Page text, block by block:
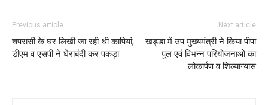
Previous article
चपरासी के घर लिखी जा रही थी कापियां,
डीएम व एसपी ने घेराबंदी कर पकड़ा
Next article
खड्डा में उप मुख्यमंत्री ने किया पीपा
पुल एवं विभन्न परियोजनाओं का
लोकार्पण व शिल्यान्यास